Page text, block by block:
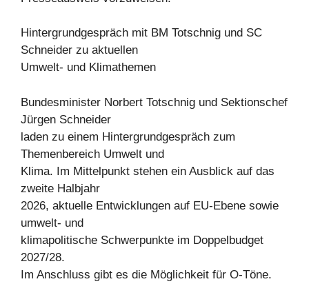
Hintergrundgespräch mit BM Totschnig und SC
Schneider zu aktuellen
Umwelt- und Klimathemen
Bundesminister Norbert Totschnig und Sektionschef
Jürgen Schneider
laden zu einem Hintergrundgespräch zum
Themenbereich Umwelt und
Klima. Im Mittelpunkt stehen ein Ausblick auf das
zweite Halbjahr
2026, aktuelle Entwicklungen auf EU-Ebene sowie
umwelt- und
klimapolitische Schwerpunkte im Doppelbudget
2027/28.
Im Anschluss gibt es die Möglichkeit für O-Töne.